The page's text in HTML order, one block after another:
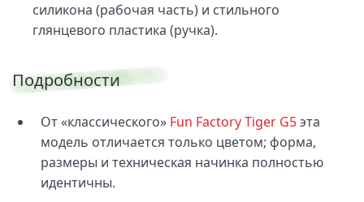
силикона (рабочая часть) и стильного
глянцевого пластика (ручка).
Подробности
От «классического» Fun Factory Tiger G5эта
модель отличается только цветом; форма,
размеры и техническая начинка полностью
идентичны.